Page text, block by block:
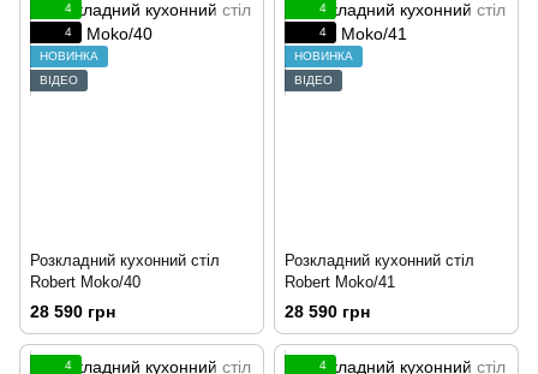
4
4
НОВИНКА
ВІДЕО
Розкладний кухонний стіл
Robert Moko/40
28 590 грн
4
4
НОВИНКА
ВІДЕО
Розкладний кухонний стіл
Robert Moko/41
28 590 грн
4
4